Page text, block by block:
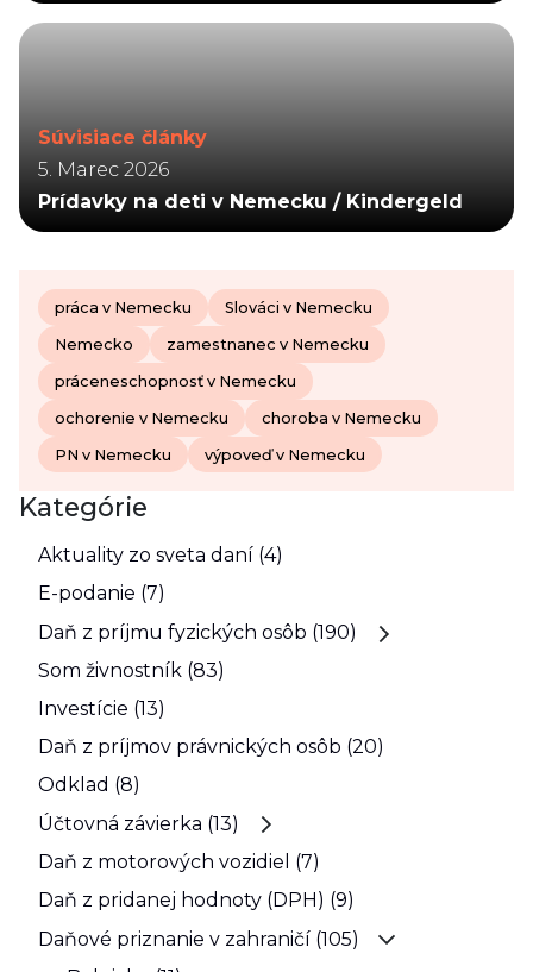
Súvisiace články
5. Marec 2026
Prídavky na deti v Nemecku / Kindergeld
práca v Nemecku Slováci v Nemecku
Nemecko zamestnanec v Nemecku
práceneschopnosť v Nemecku
ochorenie v Nemecku choroba v Nemecku
PN v Nemecku výpoveď v Nemecku
Kategórie
Aktuality zo sveta daní (4)
E-podanie (7)
Daň z príjmu fyzických osôb (190)
Som živnostník (83)
Investície (13)
Daň z príjmov právnických osôb (20)
Odklad (8)
Účtovná závierka (13)
Daň z motorových vozidiel (7)
Daň z pridanej hodnoty (DPH) (9)
Daňové priznanie v zahraničí (105)